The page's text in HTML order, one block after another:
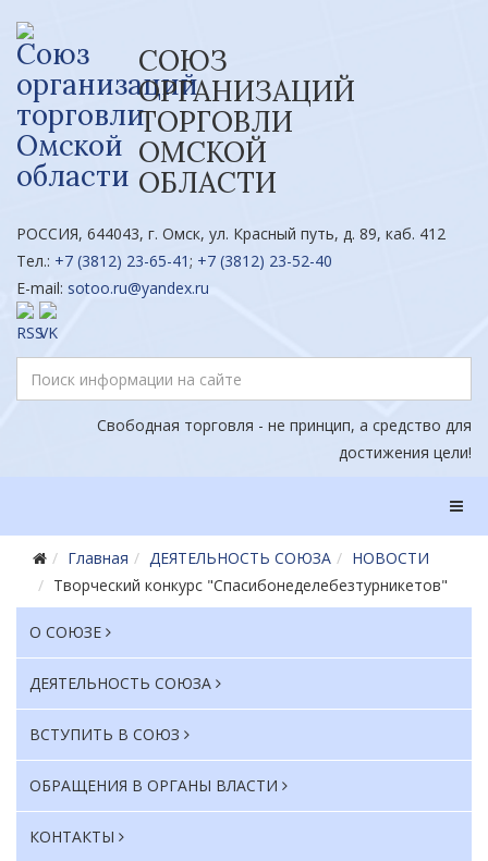
СОЮЗ
ОРГАНИЗАЦИЙ
ТОРГОВЛИ
ОМСКОЙ
ОБЛАСТИ
РОССИЯ, 644043, г. Омск, ул. Красный путь, д. 89, каб. 412
Тел.: +7 (3812) 23-65-41; +7 (3812) 23-52-40
E-mail: sotoo.ru@yandex.ru
Свободная торговля - не принцип, а средство для
достижения цели!
Главная ДЕЯТЕЛЬНОСТЬ СОЮЗА
НОВОСТИ
Творческий конкурс "Спасибонеделебезтурникетов"
О СОЮЗЕ
ДЕЯТЕЛЬНОСТЬ СОЮЗА
ВСТУПИТЬ В СОЮЗ
ОБРАЩЕНИЯ В ОРГАНЫ ВЛАСТИ
КОНТАКТЫ